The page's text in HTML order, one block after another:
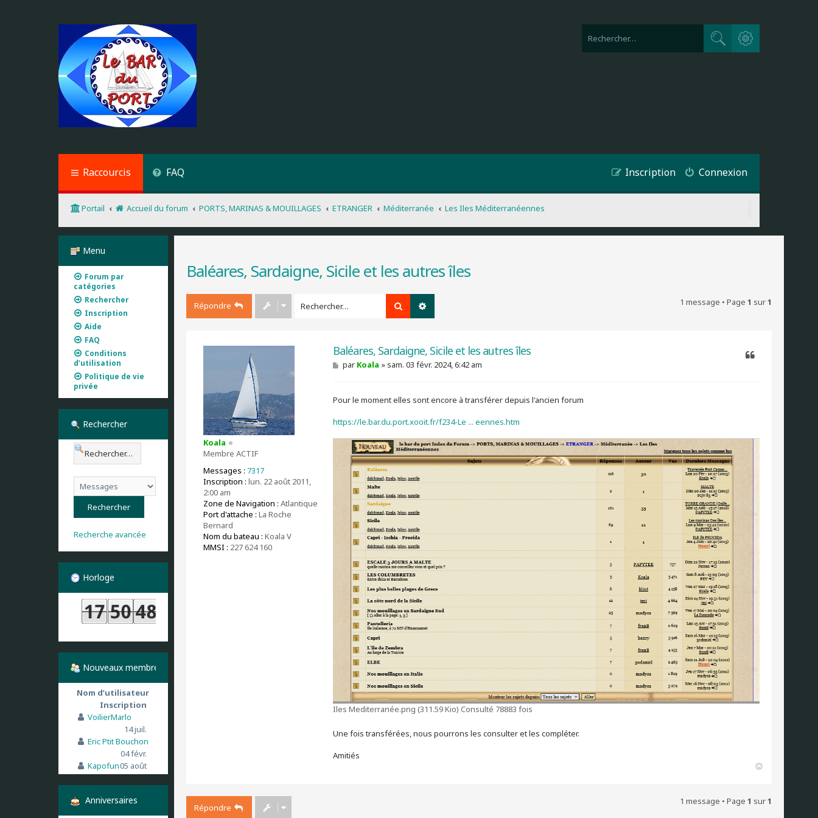
Rechercher
Recherche avancée
Raccourcis FAQ Connexion
Inscription
Portail Accueil du forum PORTS, MARINAS & MOUILLAGES ETRANGER Méditerranée Les Iles Méditerranéennes
Baléares, Sardaigne, Sicile et les autres îles
Répondre Rechercher 1 message • Page 1 sur1
Koala
Membre ACTIF
Messages : 7317
Inscription : lun. 22 août 2011,
2:00 am
Zone de Navigation : Atlantique
Port d'attache : La Roche
Bernard
Nom du bateau : Koala V
MMSI : 227 624 160
Baléares, Sardaigne, Sicile et les autres îles
M
e
a
e
par Koala » sam. 03 févr. 2024, 6:42 am
Pour le moment elles sont encore à transférer depuis l'ancien forum
https://le.bar.du.port.xooit.fr/f234-Le ... eennes.htm
Iles Mediterranée.png (311.59 Kio) Consulté 78883 fois
Une fois transférées, nous pourrons les consulter et les compléter.
Amitiés
Répondre
1 message • Page 1 sur1
Menu
Forum par
catégories
Rechercher
Inscription
Aide
FAQ
Conditions
d’utilisation
Politique de vie
privée
Rechercher
Recherche avancée
Horloge
Nouveaux membres
Nom d’utilisateur
Inscription
VoilierMarlo
14 juil.
Eric Ptit Bouchon
04 févr.
Kapofun05 août
Anniversaires